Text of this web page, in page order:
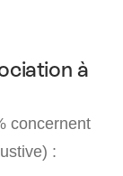
à
concernent
: